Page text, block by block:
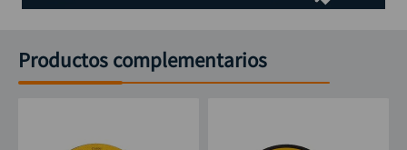
Productos complementarios